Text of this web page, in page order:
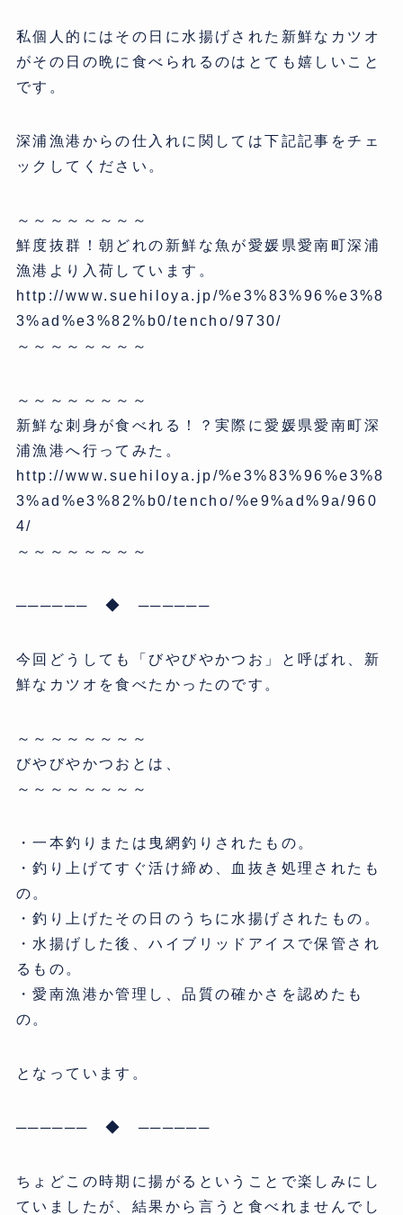
私個人的にはその日に水揚げされた新鮮なカツオ
がその日の晩に食べられるのはとても嬉しいこと
です。
深浦漁港からの仕入れに関しては下記記事をチェ
ックしてください。
～～～～～～～～
鮮度抜群！朝どれの新鮮な魚が愛媛県愛南町深浦
漁港より入荷しています。
http://www.suehiloya.jp/%e3%83%96%e3%8
3%ad%e3%82%b0/tencho/9730/
～～～～～～～～
～～～～～～～～
新鮮な刺身が食べれる！？実際に愛媛県愛南町深
浦漁港へ行ってみた。
http://www.suehiloya.jp/%e3%83%96%e3%8
3%ad%e3%82%b0/tencho/%e9%ad%9a/960
4/
～～～～～～～～
────── ◆ ──────
今回どうしても「びやびやかつお」と呼ばれ、新
鮮なカツオを食べたかったのです。
～～～～～～～～
びやびやかつおとは、
～～～～～～～～
・一本釣りまたは曳網釣りされたもの。
・釣り上げてすぐ活け締め、血抜き処理されたも
の。
・釣り上げたその日のうちに水揚げされたもの。
・水揚げした後、ハイブリッドアイスで保管され
るもの。
・愛南漁港か管理し、品質の確かさを認めたも
の。
となっています。
────── ◆ ──────
ちょどこの時期に揚がるということで楽しみにし
ていましたが、結果から言うと食べれませんでし